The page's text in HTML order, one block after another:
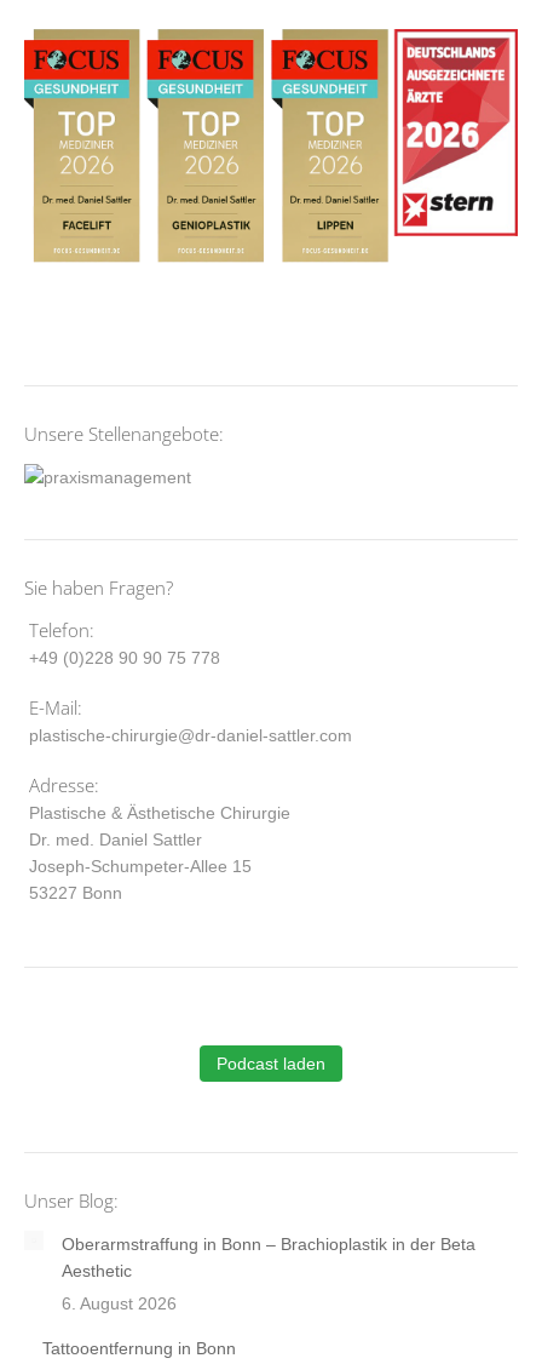
Unsere Stellenangebote:
Sie haben Fragen?
Telefon:
+49 (0)228 90 90 75 778
E-Mail:
plastische-chirurgie@dr-daniel-sattler.com
Adresse:
Plastische & Ästhetische Chirurgie
Dr. med. Daniel Sattler
Joseph-Schumpeter-Allee 15
53227 Bonn
Podcast laden
Unser Blog:
Oberarmstraffung in Bonn – Brachioplastik in der Beta
Aesthetic
6. August 2026
Tattooentfernung in Bonn